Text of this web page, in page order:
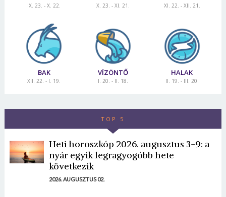
IX. 23. - X. 22. X. 23. - XI. 21. XI. 22. - XII. 21.
BAK
XII. 22. - I. 19.
VÍZÖNTŐ
I. 20. - II. 18.
HALAK
II. 19. - III. 20.
TOP 5
Heti horoszkóp 2026. augusztus 3-9: a
nyár egyik legragyogóbb hete
következik
2026. AUGUSZTUS 02.